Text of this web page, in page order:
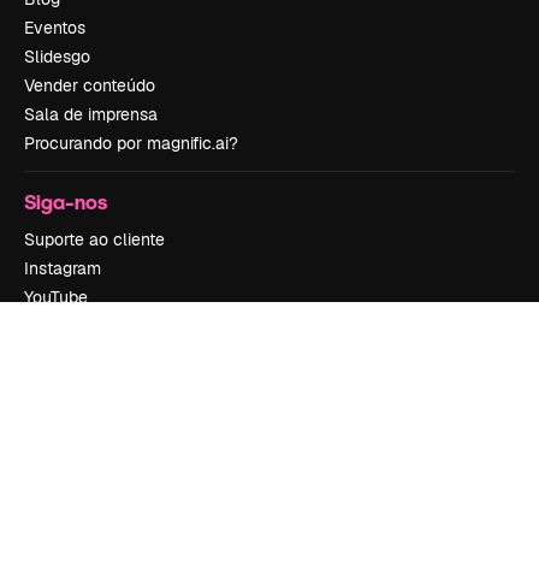
Eventos
Slidesgo
Vender conteúdo
Sala de imprensa
Procurando por magnific.ai?
Siga-nos
Suporte ao cliente
Instagram
YouTube